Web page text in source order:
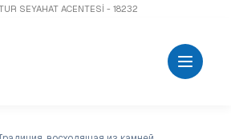
SEYAHAT ACENTESİ - 18232